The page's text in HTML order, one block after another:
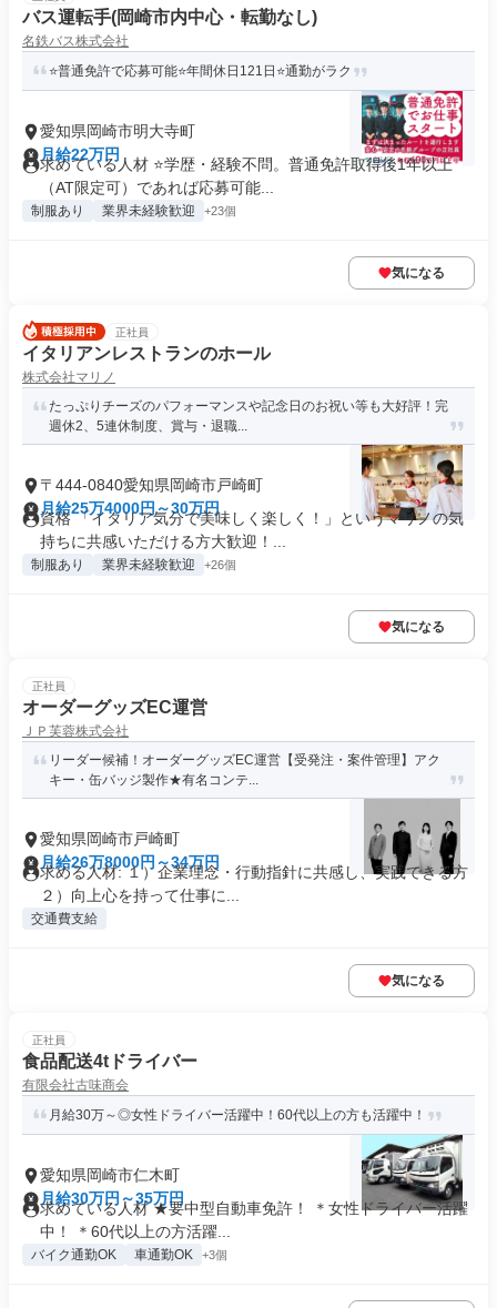
バス運転手(岡崎市内中心・転勤なし)
名鉄バス株式会社
⭐普通免許で応募可能⭐年間休日121日⭐通勤がラク
愛知県岡崎市明大寺町
月給22万円
求めている人材 ⭐学歴・経験不問。普通免許取得後1年以上
（AT限定可）であれば応募可能...
制服あり 業界未経験歓迎 +23個
気になる
正社員
イタリアンレストランのホール
株式会社マリノ
たっぷりチーズのパフォーマンスや記念日のお祝い等も大好評！完
週休2、5連休制度、賞与・退職...
〒444-0840愛知県岡崎市戸崎町
月給25万4000円～30万円
資格 「イタリア気分で美味しく楽しく！」というマリノの気
持ちに共感いただける方大歓迎！...
制服あり 業界未経験歓迎 +26個
気になる
正社員
オーダーグッズEC運営
ＪＰ芙蓉株式会社
リーダー候補！オーダーグッズEC運営【受発注・案件管理】アク
キー・缶バッジ製作★有名コンテ...
愛知県岡崎市戸崎町
月給26万8000円～34万円
求める人材: １）企業理念・行動指針に共感し、実践できる方
２）向上心を持って仕事に...
交通費支給
気になる
正社員
食品配送4tドライバー
有限会社古味商会
月給30万～◎女性ドライバー活躍中！60代以上の方も活躍中！
愛知県岡崎市仁木町
月給30万円～35万円
求めている人材 ★要中型自動車免許！ ＊女性ドライバー活躍
中！ ＊60代以上の方活躍...
バイク通勤OK 車通勤OK +3個